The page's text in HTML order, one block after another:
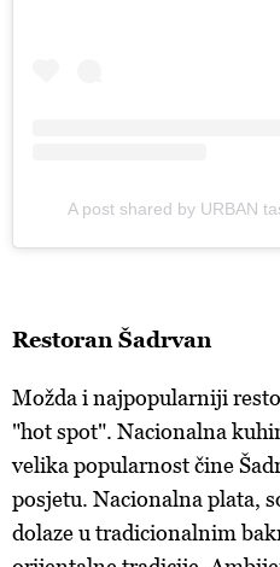
A post shared by URBAN
Restoran Šadrvan
Možda i najpopularniji
"hot spot". Nacionalna
velika popularnost čine
posjetu. Nacionalna plata,
dolaze u tradicionalnim